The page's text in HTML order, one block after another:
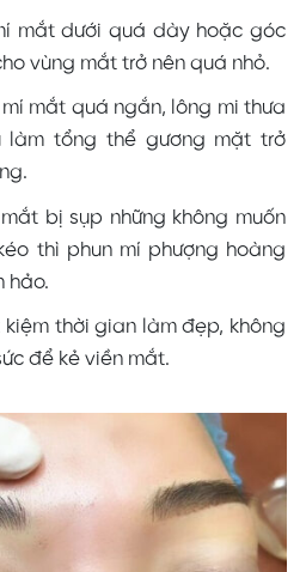
mắt dưới quá dày hoặc góc
vùng mắt trở nên quá nhỏ.
mắt quá ngắn, lông mi thưa
làm tổng thể gương mặt trở
bị sụp những không muốn
thì phun mí phượng hoàng
hảo.
kiệm thời gian làm đẹp, không
để kẻ viền mắt.